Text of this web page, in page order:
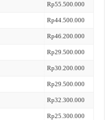
Rp55.500.000
Rp44.500.000
Rp46.200.000
Rp29.500.000
Rp30.200.000
Rp29.500.000
Rp32.300.000
Rp25.300.000